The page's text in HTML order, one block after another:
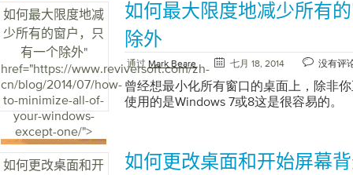
改它通知您或完全关闭它的频率。 如何
UAC设置或关闭UAC？ 要更改UAC通知
UAC提示的频率，请按照以下简单步骤
侧的搜索超级按钮 。 如果您使用的是
过单击“ 开始”按钮并选择“ 控制面板”来
格中键入UAC – 从左侧窗格中选择“ 更
的“UAC设置”窗口中，只需移动垂直滑
么简单。您将不再有UAC提示阻止您。
不熟悉的程序时要小心。 如果您有任何
如何最大限度地减
少所有的窗户，只
有一个除外"
href="https://www.reviversoft.com/zh-
cn/blog/2014/07/how-
to-minimize-all-of-
your-windows-
except-one/">
如何最大限度地减少所有
除外
通过 Mark Beare 七月 18, 2014 没有评
曾经想最小化所有窗口的桌面上，除非
使用的是Windows 7或8这是很容易的。
如何更改桌面和开
如何更改桌面和开始屏幕